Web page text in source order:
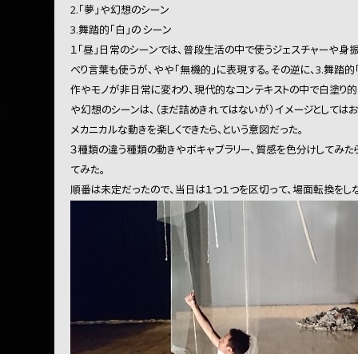
2.「夢」や幻想のシーン
3.舞踏的「白」の シーン
１「昼」日常のシーンでは、普段生活の中で使うジェスチャーや
べり言葉も使うが、やや「無機的」に表現する。その逆に、3.舞踏
作やモノが非日常に変わり、現代的なコンテキストの中で白塗り的
や幻想のシーンは、（まだ詰めきれてはないが）イメージとしては
メカニカルな動きを楽しくできたら、という意図だった。
３種類の違う種類の動きやボキャブラリー、質感を色分けしてみた
てみた。
順番は未定だったので、当日は１つ１つを区切って、場面転換をし